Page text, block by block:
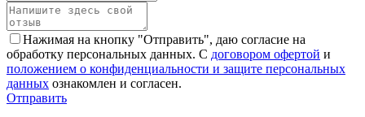
Нажимая на кнопку "Отправить", даю согласие на
обработку персональных данных. С договором офертой и
положением о конфиденциальности и защите персональных
данных ознакомлен и согласен.
Отправить